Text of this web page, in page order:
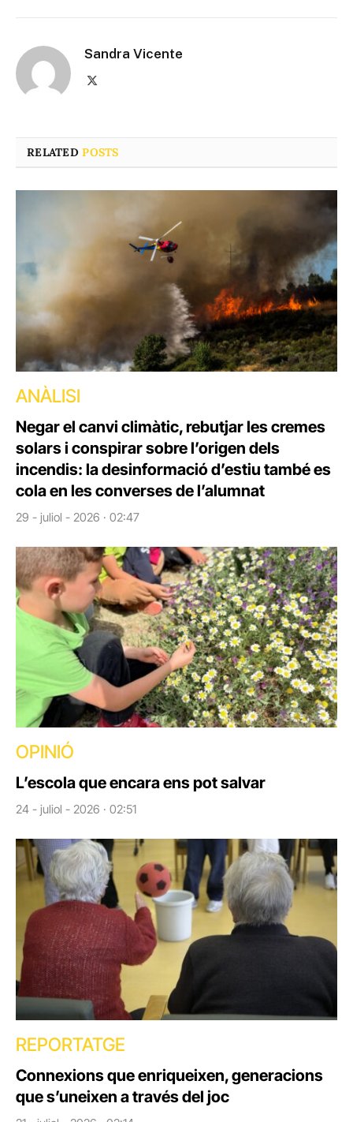
Sandra Vicente
RELATEDPOSTS
ANÀLISI
Negar el canvi climàtic, rebutjar les cremes
solars i conspirar sobre l’origen dels
incendis: la desinformació d’estiu també es
cola en les converses de l’alumnat
29 - juliol - 2026 · 02:47
OPINIÓ
L’escola que encara ens pot salvar
24 - juliol - 2026 · 02:51
REPORTATGE
Connexions que enriqueixen, generacions
que s’uneixen a través del joc